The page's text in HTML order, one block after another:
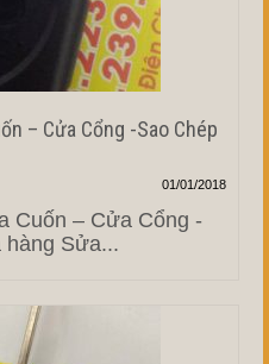
– Cửa Cổng -Sao Chép
01/01/2018
Cuốn – Cửa Cổng -
hàng Sửa...